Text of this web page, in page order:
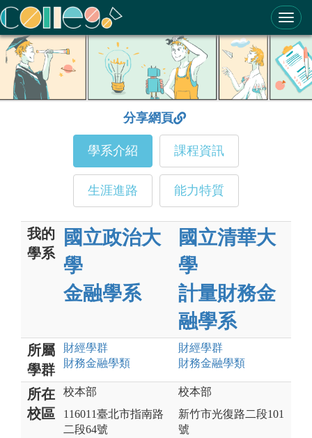
ColleGo! 大學選才與高中育才輔助系統
分享網頁
學系介紹 課程資訊
生涯進路 能力特質
我的
學系
國立政治大
學
金融學系
國立清華大
學
計量財務金
融學系
所屬
學群
財經學群
財務金融學類
財經學群
財務金融學類
所在
校區
校本部
116011臺北市指南路
二段64號
校本部
新竹市光復路二段101
號